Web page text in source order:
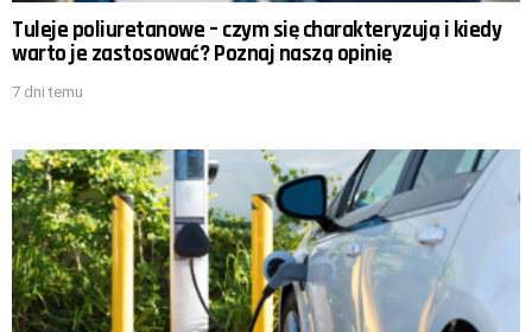
Tuleje poliuretanowe – czym się charakteryzują i kiedy
warto je zastosować? Poznaj naszą opinię
7 dni temu